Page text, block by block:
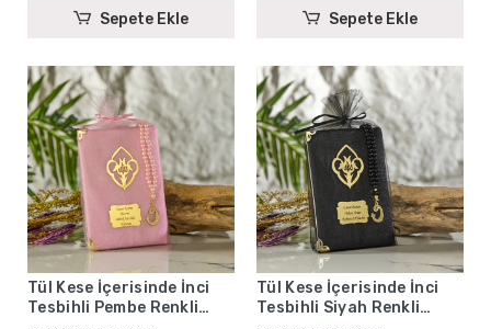
Sepete Ekle Sepete Ekle
Tül Kese İçerisinde İnci
Tesbihli Pembe Renkli
Tül Kese İçerisinde İnci
Tesbihli Siyah Renkli